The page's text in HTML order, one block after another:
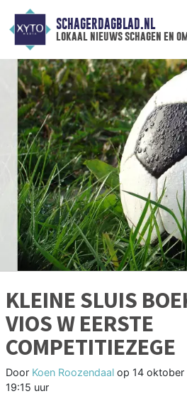
SCHAGERDAGBLAD.NL
lokaal nieuws schagen en
KLEINE SLUIS
VIOS W EERSTE
COMPETITIEZEGE
Door Koen Roozendaal op 14 oktober
19:15 uur